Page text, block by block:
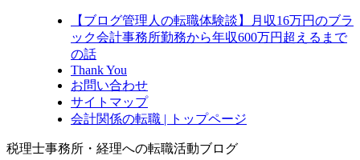
【ブログ管理人の転職体験談】月収16万円のブラ
ック会計事務所勤務から年収600万円超えるまで
の話
Thank You
お問い合わせ
サイトマップ
会計関係の転職 | トップページ
税理士事務所・経理への転職活動ブログ